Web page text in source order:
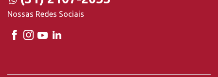
Nossas Redes Sociais